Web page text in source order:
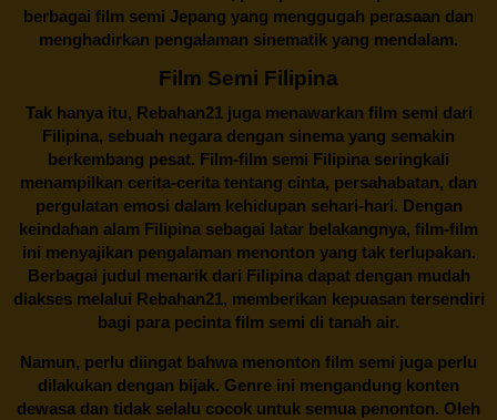
berbagai film semi Jepang yang menggugah perasaan dan
menghadirkan pengalaman sinematik yang mendalam.
Film Semi Filipina
Tak hanya itu, Rebahan21juga menawarkan film semi dari
Filipina, sebuah negara dengan sinema yang semakin
berkembang pesat. Film-film semi Filipina seringkali
menampilkan cerita-cerita tentang cinta, persahabatan, dan
pergulatan emosi dalam kehidupan sehari-hari. Dengan
keindahan alam Filipina sebagai latar belakangnya, film-film
ini menyajikan pengalaman menonton yang tak terlupakan.
Berbagai judul menarik dari Filipina dapat dengan mudah
diakses melalui Rebahan21, memberikan kepuasan tersendiri
bagi para pecinta film semi di tanah air.
Namun, perlu diingat bahwa menonton film semi juga perlu
dilakukan dengan bijak. Genre ini mengandung konten
dewasa dan tidak selalu cocok untuk semua penonton. Oleh